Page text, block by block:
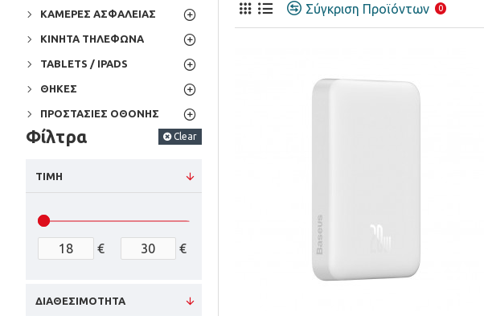
ΚΑΜΕΡΕΣ ΑΣΦΑΛΕΙΑΣ
ΚΙΝΗΤΑ ΤΗΛΕΦΩΝΑ
TABLETS / IPADS
ΘΗΚΕΣ
ΠΡΟΣΤΑΣΙΕΣ ΟΘΟΝΗΣ
Φίλτρα Clear
ΤΙΜΗ
€ €
ΔΙΑΘΕΣΙΜΟΤΗΤΑ
Σύγκριση Προϊόντων 0